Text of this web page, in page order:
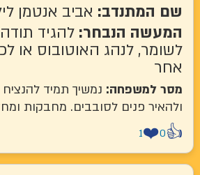
אביב אנטמן לילך
הנבחר:להגיד תודה עם
לנהג האוטובוס או לכל נותן
למשפחה:נמשיך תמיד להנציח ולזכור
פנים לסובבים. מחבקות ומחזקות
1